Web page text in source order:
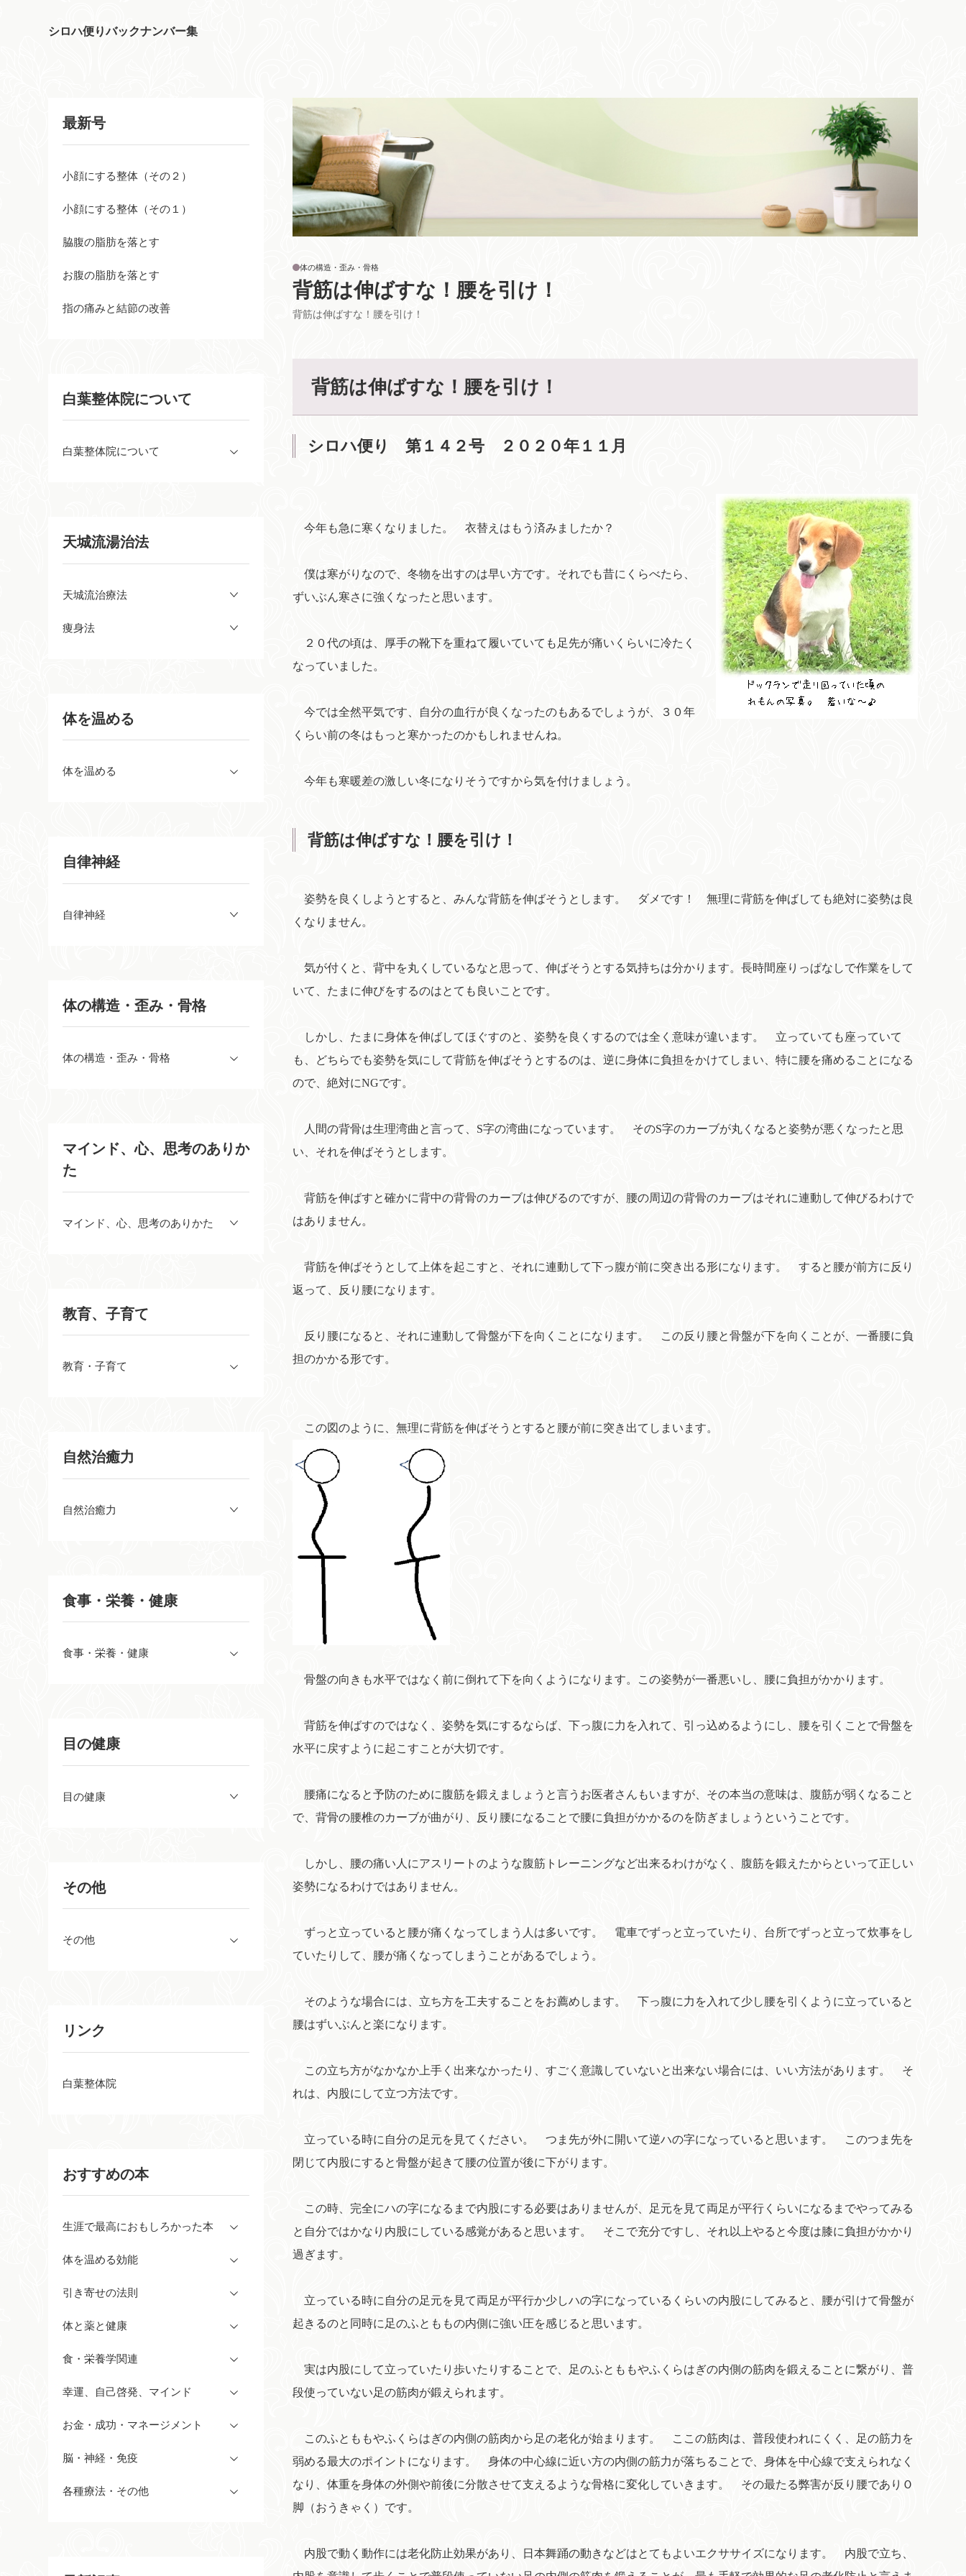
シロハ便りバックナンバー集
背筋は伸ばすな！腰を引け！
背筋は伸ばすな！腰を引け！
体の構造・歪み・骨格
背筋は伸ばすな！腰を引け！
シロハ便り 第１４２号 ２０２０年１１月
今年も急に寒くなりました。 衣替えはもう済みましたか？
僕は寒がりなので、冬物を出すのは早い方です。それでも昔にくらべたら、
ずいぶん寒さに強くなったと思います。
２０代の頃は、厚手の靴下を重ねて履いていても足先が痛いくらいに冷たく
なっていました。
今では全然平気です、自分の血行が良くなったのもあるでしょうが、３０年
くらい前の冬はもっと寒かったのかもしれませんね。
今年も寒暖差の激しい冬になりそうですから気を付けましょう。
背筋は伸ばすな！腰を引け！
姿勢を良くしようとすると、みんな背筋を伸ばそうとします。 ダメです！ 無理に背筋を伸ばしても絶対に姿勢は良
くなりません。
気が付くと、背中を丸くしているなと思って、伸ばそうとする気持ちは分かります。長時間座りっぱなしで作業をして
いて、たまに伸びをするのはとても良いことです。
しかし、たまに身体を伸ばしてほぐすのと、姿勢を良くするのでは全く意味が違います。 立っていても座っていて
も、どちらでも姿勢を気にして背筋を伸ばそうとするのは、逆に身体に負担をかけてしまい、特に腰を痛めることになる
ので、絶対にNGです。
人間の背骨は生理湾曲と言って、S字の湾曲になっています。 そのS字のカーブが丸くなると姿勢が悪くなったと思
い、それを伸ばそうとします。
背筋を伸ばすと確かに背中の背骨のカーブは伸びるのですが、腰の周辺の背骨のカーブはそれに連動して伸びるわけで
はありません。
背筋を伸ばそうとして上体を起こすと、それに連動して下っ腹が前に突き出る形になります。 すると腰が前方に反り
返って、反り腰になります。
反り腰になると、それに連動して骨盤が下を向くことになります。 この反り腰と骨盤が下を向くことが、一番腰に負
担のかかる形です。
この図のように、無理に背筋を伸ばそうとすると腰が前に突き出てしまいます。
骨盤の向きも水平ではなく前に倒れて下を向くようになります。この姿勢が一番悪いし、腰に負担がかかります。
背筋を伸ばすのではなく、姿勢を気にするならば、下っ腹に力を入れて、引っ込めるようにし、腰を引くことで骨盤を
水平に戻すように起こすことが大切です。
腰痛になると予防のために腹筋を鍛えましょうと言うお医者さんもいますが、その本当の意味は、腹筋が弱くなること
で、背骨の腰椎のカーブが曲がり、反り腰になることで腰に負担がかかるのを防ぎましょうということです。
しかし、腰の痛い人にアスリートのような腹筋トレーニングなど出来るわけがなく、腹筋を鍛えたからといって正しい
姿勢になるわけではありません。
ずっと立っていると腰が痛くなってしまう人は多いです。 電車でずっと立っていたり、台所でずっと立って炊事をし
ていたりして、腰が痛くなってしまうことがあるでしょう。
そのような場合には、立ち方を工夫することをお薦めします。 下っ腹に力を入れて少し腰を引くように立っていると
腰はずいぶんと楽になります。
この立ち方がなかなか上手く出来なかったり、すごく意識していないと出来ない場合には、いい方法があります。 そ
れは、内股にして立つ方法です。
立っている時に自分の足元を見てください。 つま先が外に開いて逆ハの字になっていると思います。 このつま先を
閉じて内股にすると骨盤が起きて腰の位置が後に下がります。
この時、完全にハの字になるまで内股にする必要はありませんが、足元を見て両足が平行くらいになるまでやってみる
と自分ではかなり内股にしている感覚があると思います。 そこで充分ですし、それ以上やると今度は膝に負担がかかり
過ぎます。
立っている時に自分の足元を見て両足が平行か少しハの字になっているくらいの内股にしてみると、腰が引けて骨盤が
起きるのと同時に足のふとももの内側に強い圧を感じると思います。
実は内股にして立っていたり歩いたりすることで、足のふとももやふくらはぎの内側の筋肉を鍛えることに繋がり、普
段使っていない足の筋肉が鍛えられます。
このふとももやふくらはぎの内側の筋肉から足の老化が始まります。 ここの筋肉は、普段使われにくく、足の筋力を
弱める最大のポイントになります。 身体の中心線に近い方の内側の筋力が落ちることで、身体を中心線で支えられなく
なり、体重を身体の外側や前後に分散させて支えるような骨格に変化していきます。 その最たる弊害が反り腰でありＯ
脚（おうきゃく）です。
内股で動く動作には老化防止効果があり、日本舞踊の動きなどはとてもよいエクササイズになります。 内股で立ち、
最新号
小顔にする整体（その２）
小顔にする整体（その１）
脇腹の脂肪を落とす
お腹の脂肪を落とす
指の痛みと結節の改善
白葉整体院について
白葉整体院について
天城流湯治法
天城流治療法
痩身法
体を温める
体を温める
自律神経
自律神経
体の構造・歪み・骨格
体の構造・歪み・骨格
マインド、心、思考のありか
た
マインド、心、思考のありかた
教育、子育て
教育・子育て
自然治癒力
自然治癒力
食事・栄養・健康
食事・栄養・健康
目の健康
目の健康
その他
その他
リンク
白葉整体院
おすすめの本
生涯で最高におもしろかった本
体を温める効能
引き寄せの法則
体と薬と健康
食・栄養学関連
幸運、自己啓発、マインド
お金・成功・マネージメント
脳・神経・免疫
各種療法・その他